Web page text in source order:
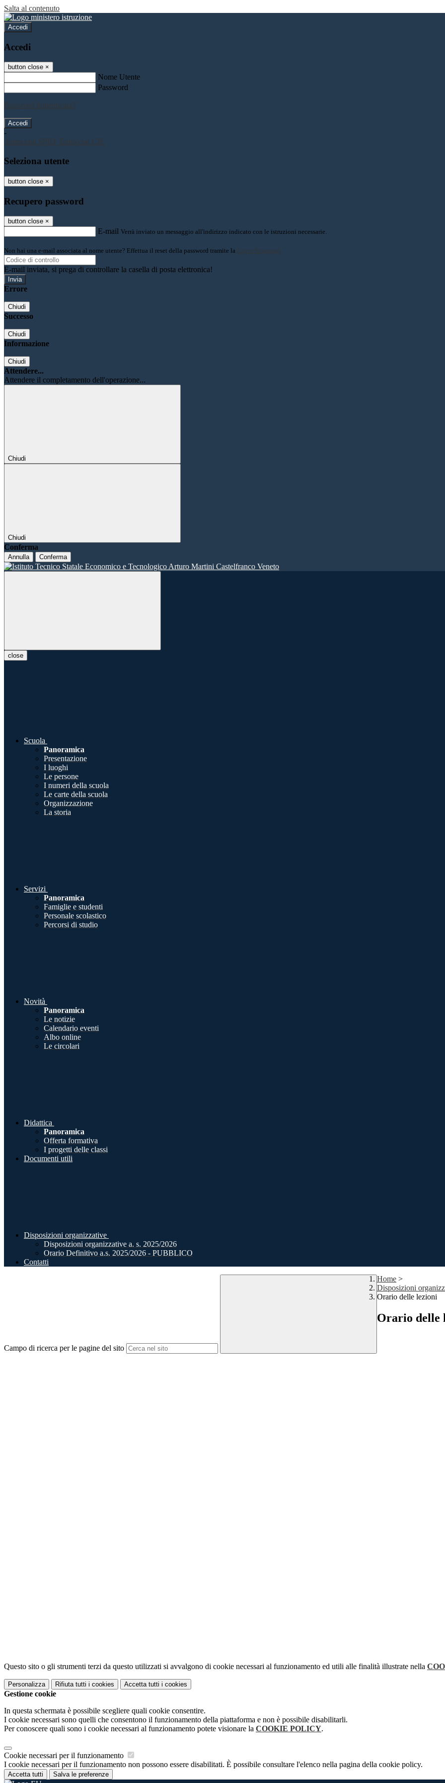
Salta al contenuto
Accedi
Accedi
button close ×
Nome Utente
Password
Password dimenticata?
-
Entra con SPID
Entra con CIE
Seleziona utente
button close ×
Recupero password
button close ×
E-mail Verrà inviato un messaggio all'indirizzo indicato con le istruzioni necessarie.
Non hai una e-mail associata al nome utente? Effettua il reset della password tramite la Login Spaggiari
E-mail inviata, si prega di controllare la casella di posta elettronica!
Errore
Chiudi
Successo
Chiudi
Informazione
Chiudi
Attendere...
Attendere il completamento dell'operazione...
Chiudi
Chiudi
Conferma
Annulla Conferma
close
Scuola
Panoramica
Presentazione
I luoghi
Le persone
I numeri della scuola
Le carte della scuola
Organizzazione
La storia
Servizi
Panoramica
Famiglie e studenti
Personale scolastico
Percorsi di studio
Novità
Panoramica
Le notizie
Calendario eventi
Albo online
Le circolari
Didattica
Panoramica
Offerta formativa
I progetti delle classi
Documenti utili
Disposizioni organizzative
Disposizioni organizzative a. s. 2025/2026
Orario Definitivo a.s. 2025/2026 - PUBBLICO
Contatti
Campo di ricerca per le pagine del sito
Home >
Disposizioni
Orario delle lezioni
Orario delle
Questo sito o gli strumenti terzi da questo utilizzati si avvalgono di cookie necessari al funzionamento ed utili alle finalità illustrate nella
Personalizza Rifiuta tutti i cookies Accetta tutti i cookies
Gestione cookie
In questa schermata è possibile scegliere quali cookie consentire.
I cookie necessari sono quelli che consentono il funzionamento della piattaforma e non è possibile disabilitarli.
Per conoscere quali sono i cookie necessari al funzionamento potete visionare la COOKIE POLICY.
Cookie necessari per il funzionamento
I cookie necessari per il funzionamento non possono essere disabilitati. È possibile consultare l'elenco nella pagina della cookie policy.
Accetta tutti Salva le preferenze